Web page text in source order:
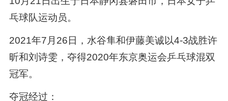
乓球队运动员。
2021年7月26日，水谷隼和伊藤美诚以4-3战胜许
昕和刘诗雯，夺得2020年东京奥运会乒乓球混双
冠军。
夺冠经过：